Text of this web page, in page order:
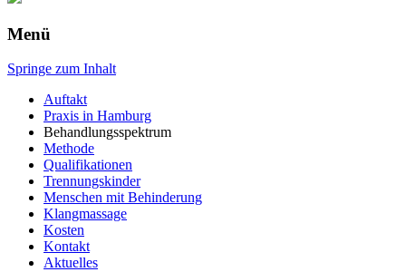
Menü
Springe zum Inhalt
Auftakt
Praxis in Hamburg
Behandlungsspektrum
Methode
Qualifikationen
Trennungskinder
Menschen mit Behinderung
Klangmassage
Kosten
Kontakt
Aktuelles